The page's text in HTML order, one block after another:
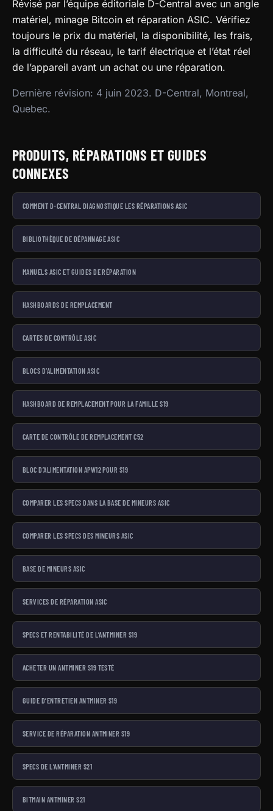
Révisé par l’équipe éditoriale D-Central avec un angle
matériel, minage Bitcoin et réparation ASIC. Vérifiez
toujours le prix du matériel, la disponibilité, les frais,
la difficulté du réseau, le tarif électrique et l’état réel
de l’appareil avant un achat ou une réparation.
Dernière révision: 4 juin 2023. D-Central, Montreal,
Quebec.
PRODUITS, RÉPARATIONS ET GUIDES
CONNEXES
COMMENT D-CENTRAL DIAGNOSTIQUE LES RÉPARATIONS ASIC
BIBLIOTHÈQUE DE DÉPANNAGE ASIC
MANUELS ASIC ET GUIDES DE RÉPARATION
HASHBOARDS DE REMPLACEMENT
CARTES DE CONTRÔLE ASIC
BLOCS D’ALIMENTATION ASIC
HASHBOARD DE REMPLACEMENT POUR LA FAMILLE S19
CARTE DE CONTRÔLE DE REMPLACEMENT C52
BLOC D’ALIMENTATION APW12 POUR S19
COMPARER LES SPECS DANS LA BASE DE MINEURS ASIC
COMPARER LES SPECS DES MINEURS ASIC
BASE DE MINEURS ASIC
SERVICES DE RÉPARATION ASIC
SPECS ET RENTABILITÉ DE L’ANTMINER S19
ACHETER UN ANTMINER S19 TESTÉ
GUIDE D’ENTRETIEN ANTMINER S19
SERVICE DE RÉPARATION ANTMINER S19
SPECS DE L’ANTMINER S21
BITMAIN ANTMINER S21